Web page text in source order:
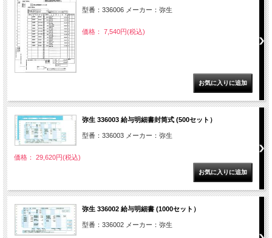
型番：336006 メーカー：弥生
価格： 7,540円(税込)
弥生 336003 給与明細書封筒式 (500セット）
型番：336003 メーカー：弥生
価格： 29,620円(税込)
弥生 336002 給与明細書 (1000セット）
型番：336002 メーカー：弥生